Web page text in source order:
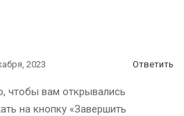
2023 Ответить
чтобы вам открывались
на кнопку «Завершить